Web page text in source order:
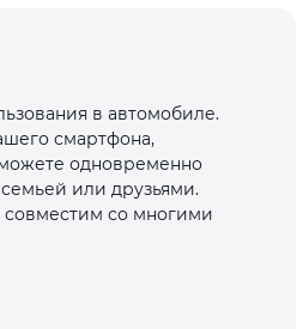
в автомобиле.
смартфона,
одновременно
или друзьями.
совместим со многими